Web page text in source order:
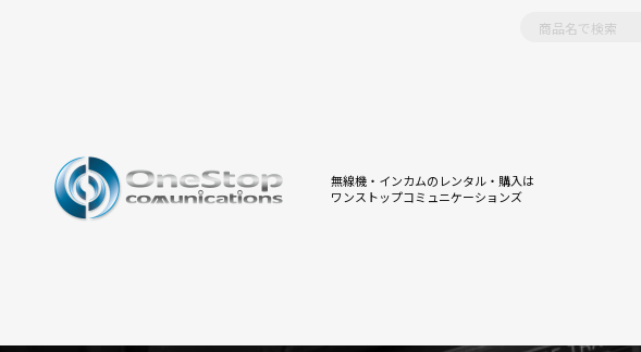
無線機・インカムのレンタル・購入は
ワンストップコミュニケーションズ